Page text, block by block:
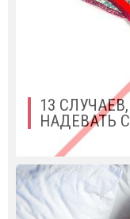
13
НАДЕВАТЬ